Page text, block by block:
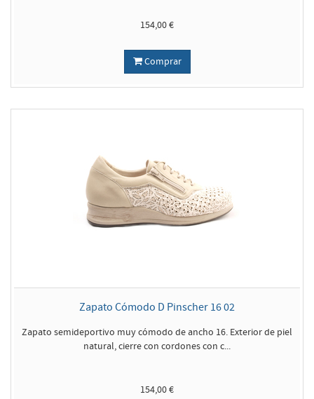
154,00 €
Comprar
Zapato Cómodo D Pinscher 16 02
Zapato semideportivo muy cómodo de ancho 16. Exterior de piel
natural, cierre con cordones con c...
154,00 €